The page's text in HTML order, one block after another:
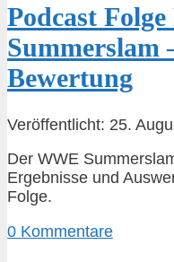
Podcast
Summerslam
Bewertung
Veröffentlicht: 25.
Der WWE
Ergebnisse und
Folge.
0 Kommentare